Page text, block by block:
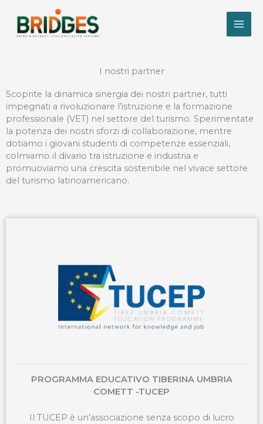
contenuto
I nostri partner
Scoprite la dinamica sinergia dei nostri partner, tutti
impegnati a rivoluzionare l’istruzione e la formazione
professionale (VET) nel settore del turismo. Sperimentate
la potenza dei nostri sforzi di collaborazione, mentre
dotiamo i giovani studenti di competenze essenziali,
colmiamo il divario tra istruzione e industria e
promuoviamo una crescita sostenibile nel vivace settore
del turismo latinoamericano.
PROGRAMMA EDUCATIVO TIBERINA UMBRIA
COMETT -TUCEP
Il TUCEP è un’associazione senza scopo di lucro